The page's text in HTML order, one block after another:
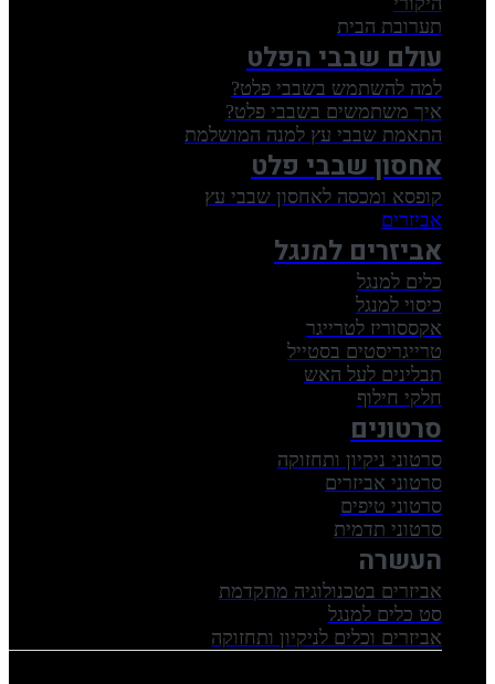
תערובת הבית
עולם שבבי הפלט
למה להשתמש בשבבי פלט?
איך משתמשים בשבבי פלט?
התאמת שבבי עץ למנה המושלמת
אחסון שבבי פלט
קופסא ומכסה לאחסון שבבי עץ
אביזרים
אביזרים למנגל
כלים למנגל
כיסוי למנגל
אקססוריז לטרייגר
טרייגריסטים בסטייל
תבלינים לעל האש
חלקי חילוף
סרטונים
סרטוני ניקיון ותחזוקה
סרטוני אביזרים
סרטוני טיפים
סרטוני תדמית
העשרה
אביזרים בטכנולוגיה מתקדמת
סט כלים למנגל
אביזרים וכלים לניקיון ותחזוקה